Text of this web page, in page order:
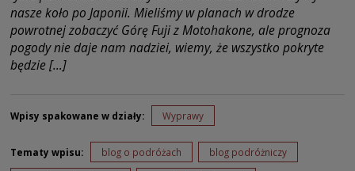
nasze koło po Japonii. Mieliśmy w planach w drodze
powrotnej zobaczyć Górę Fuji z Motohakone, ale prognoza
pogody nie daje nam nadziei, wiemy, że wszystko pokryte
będzie […]
Wpisy spakowane w działy: Wyprawy
Tematy wpisu: blog o podróżach blog podróżniczy